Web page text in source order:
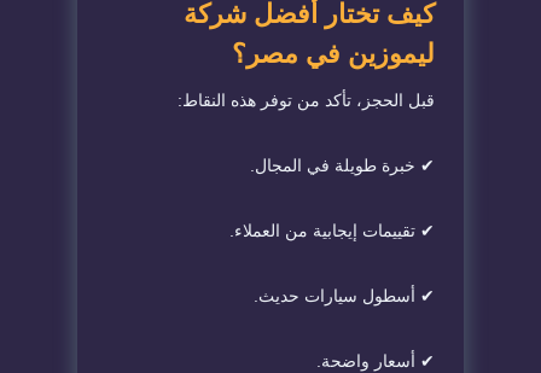
كيف تختار أفضل شركة
ليموزين في مصر؟
قبل الحجز، تأكد من توفر هذه النقاط:
✔ خبرة طويلة في المجال.
✔ تقييمات إيجابية من العملاء.
✔ أسطول سيارات حديث.
✔ أسعار واضحة.